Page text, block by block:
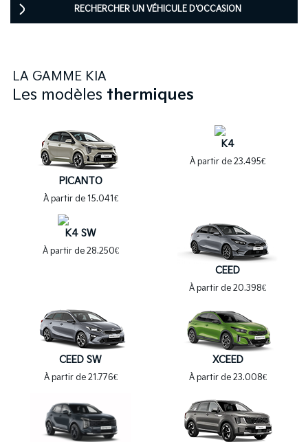
RECHERCHER UN VÉHICULE D'OCCASION
LA GAMME KIA
Les modèles thermiques
PICANTO
À partir de 15.041€
K4
À partir de 23.495€
K4 SW
À partir de 28.250€
CEED
À partir de 20.398€
CEED SW
À partir de 21.776€
XCEED
À partir de 23.008€